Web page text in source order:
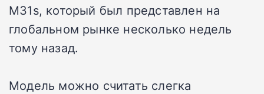
M31s, который был представлен на
глобальном рынке несколько недель
тому назад.
Модель можно считать слегка